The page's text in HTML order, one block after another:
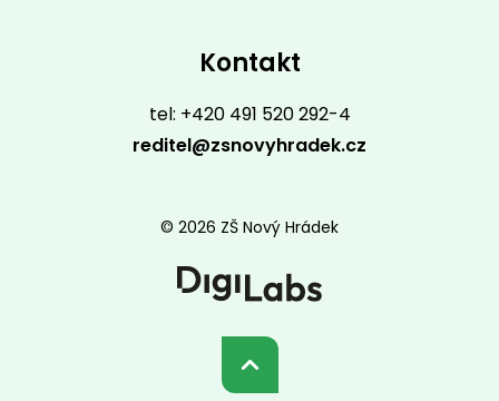
Kontakt
tel: +420 491 520 292-4
reditel@zsnovyhradek.cz
© 2026 ZŠ Nový Hrádek